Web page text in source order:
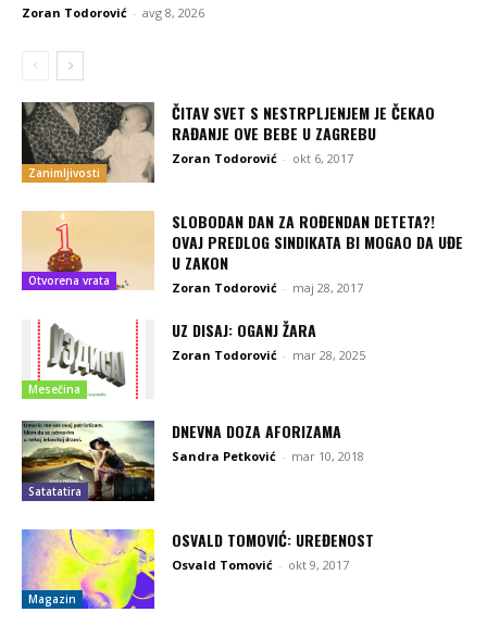
Zoran Todorović - avg 8, 2026
Zanimljivosti
ČITAV SVET S NESTRPLJENJEM JE ČEKAO
RAĐANJE OVE BEBE U ZAGREBU
Zoran Todorović - okt 6, 2017
Otvorena vrata
SLOBODAN DAN ZA ROĐENDAN DETETA?!
OVAJ PREDLOG SINDIKATA BI MOGAO DA UĐE
U ZAKON
Zoran Todorović - maj 28, 2017
Mesečina
UZ DISAJ: OGANJ ŽARA
Zoran Todorović - mar 28, 2025
Satatatira
DNEVNA DOZA AFORIZAMA
Sandra Petković - mar 10, 2018
Magazin
OSVALD TOMOVIĆ: UREĐENOST
Osvald Tomović - okt 9, 2017